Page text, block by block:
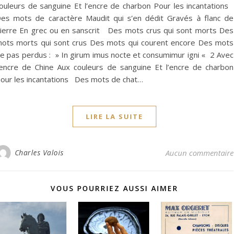
de sanguine Et l’encre de charbon Pour les incantations
mots de caractère Maudit qui s’en dédit Gravés à flanc de
En grec ou en sanscrit Des mots crus qui sont morts Des
morts qui sont crus Des mots qui courent encore Des mots
pas perdus : » In girum imus nocte et consumimur igni « 2 Avec
de Chine Aux couleurs de sanguine Et l’encre de charbon
les incantations Des mots de chat…
LIRE LA SUITE
Charles Valois Aucun commentaire
VOUS POURRIEZ AUSSI AIMER